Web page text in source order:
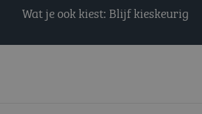
Wat je ook kiest: Blijf kieskeurig